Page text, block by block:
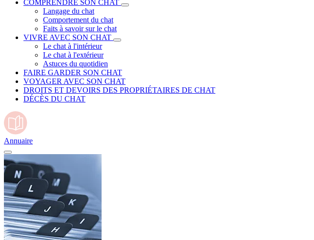
COMPRENDRE SON CHAT
Langage du chat
Comportement du chat
Faits à savoir sur le chat
VIVRE AVEC SON CHAT
Le chat à l'intérieur
Le chat à l'extérieur
Astuces du quotidien
FAIRE GARDER SON CHAT
VOYAGER AVEC SON CHAT
DROITS ET DEVOIRS DES PROPRIÉTAIRES DE CHAT
DÉCÈS DU CHAT
Annuaire